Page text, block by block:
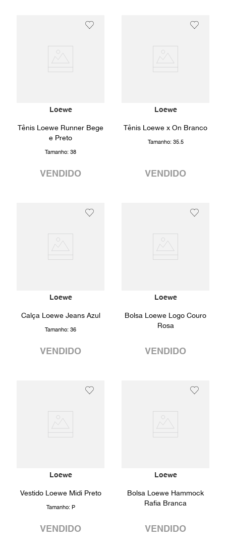
Loewe
Tênis Loewe Runner Bege
e Preto
Tamanho: 38
VENDIDO
Loewe
Tênis Loewe x On Branco
Tamanho: 35.5
VENDIDO
Loewe
Calça Loewe Jeans Azul
Tamanho: 36
VENDIDO
Loewe
Bolsa Loewe Logo Couro
Rosa
VENDIDO
Loewe
Vestido Loewe Midi Preto
Tamanho: P
VENDIDO
Loewe
Bolsa Loewe Hammock
Rafia Branca
VENDIDO